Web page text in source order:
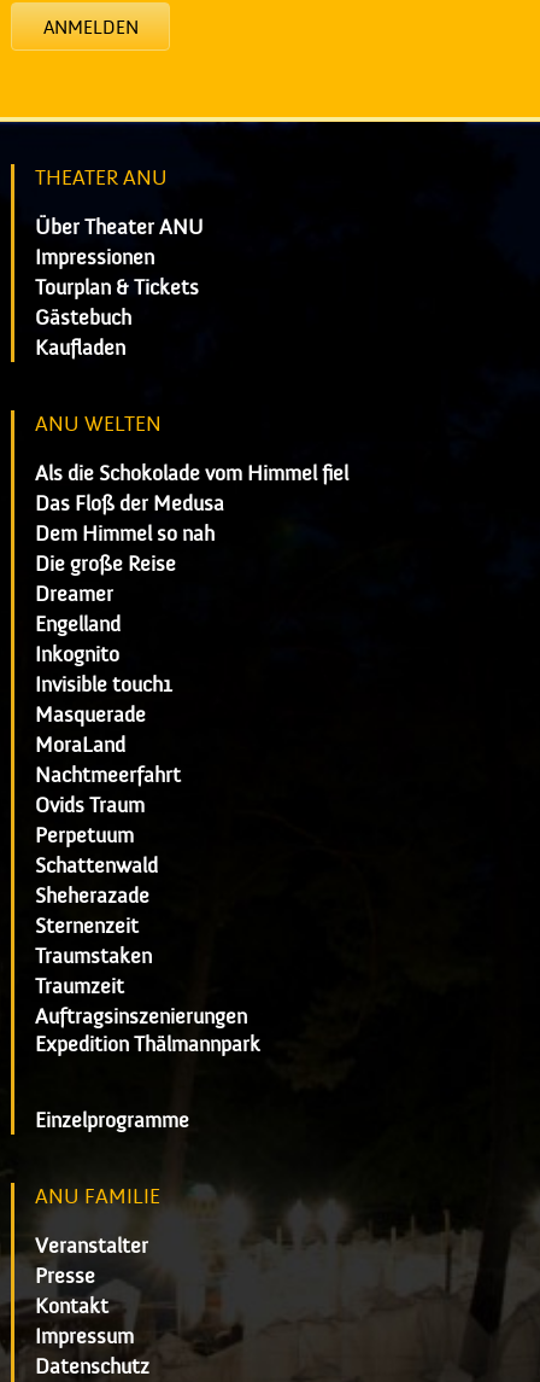
ANMELDEN
THEATER ANU
Über Theater ANU
Impressionen
Tourplan & Tickets
Gästebuch
Kaufladen
ANU WELTEN
Als die Schokolade vom Himmel fiel
Das Floß der Medusa
Dem Himmel so nah
Die große Reise
Dreamer
Engelland
Inkognito
Invisible touch1
Masquerade
MoraLand
Nachtmeerfahrt
Ovids Traum
Perpetuum
Schattenwald
Sheherazade
Sternenzeit
Traumstaken
Traumzeit
Auftragsinszenierungen
Expedition Thälmannpark
Einzelprogramme
ANU FAMILIE
Veranstalter
Presse
Kontakt
Impressum
Datenschutz